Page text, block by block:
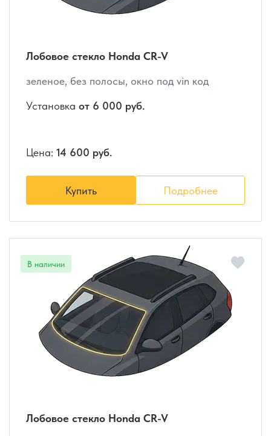
Лобовое стекло Honda CR-V
зеленое, без полосы, окно под vin код
Установка от 6 000 руб.
Цена: 14 600 руб.
Купить Подробнее
Лобовое стекло Honda CR-V